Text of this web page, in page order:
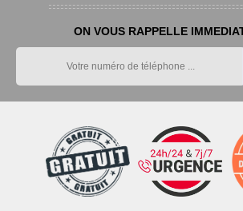
ON VOUS RAPPELLE